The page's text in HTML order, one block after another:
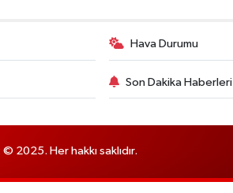
Hava Durumu
Son Dakika Haberleri
2025. Her hakkı saklıdır.